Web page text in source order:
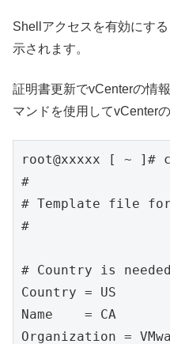
Shellアクセスを有効にす
示されます。
証明書更新でvCenterの情
マンドを使用してvCenter
root@xxxxx [ ~ ]#
#
# Template file for
#
# Country is
Country = US
Name	= CA
Organization =